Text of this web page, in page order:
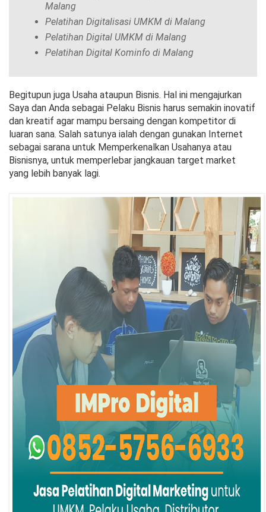
Malang
Pelatihan Digitalisasi UMKM di Malang
Pelatihan Digital UMKM di Malang
Pelatihan Digital Kominfo di Malang
Begitupun juga Usaha ataupun Bisnis. Hal ini mengajurkan
Saya dan Anda sebagai Pelaku Bisnis harus semakin inovatif
dan kreatif agar mampu bersaing dengan kompetitor di
luaran sana. Salah satunya ialah dengan gunakan Internet
sebagai sarana untuk Memperkenalkan Usahanya atau
Bisnisnya, untuk memperlebar jangkauan target market
yang lebih banyak lagi.